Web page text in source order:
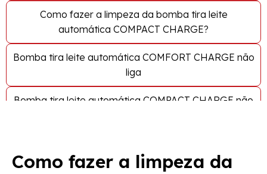
Como fazer a limpeza da bomba tira leite
automática COMPACT CHARGE?
Bomba tira leite automática COMFORT CHARGE não
liga
Bomba tira leite automática COMPACT CHARGE não
realiza a sucção
Como fazer a limpeza da